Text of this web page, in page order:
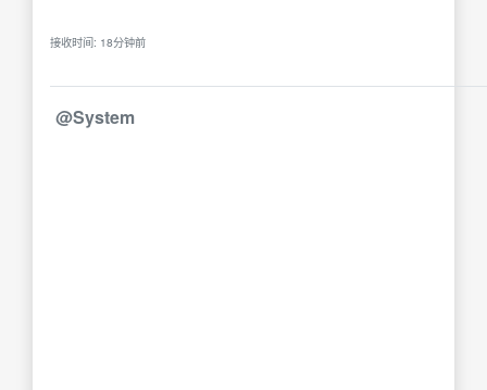
接收时间: 18分钟前
@System